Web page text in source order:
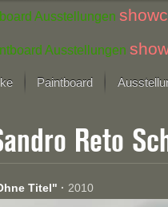
Ausstellungen
Ausstellungen
letzte Monat im Fokus
Fokus-Werke
Werke
Paintboard
Reto
Titel" · 2010